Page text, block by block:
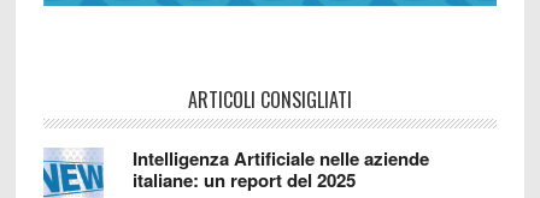
ARTICOLI CONSIGLIATI
Intelligenza Artificiale nelle aziende
italiane: un report del 2025